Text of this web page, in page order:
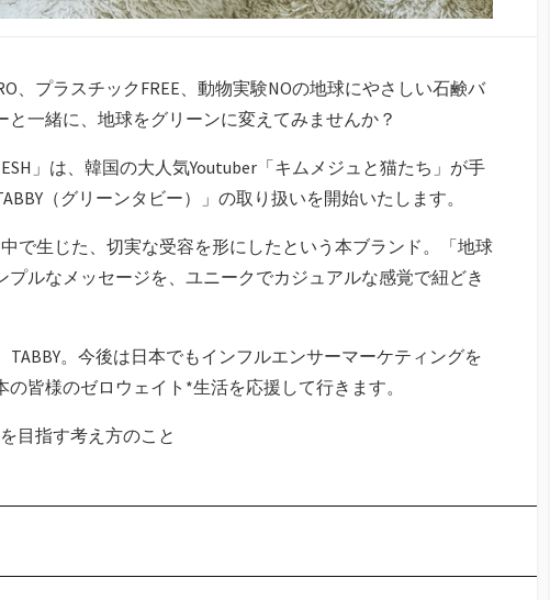
、プラスチックFREE、動物実験NOの地球にやさしい石鹸バ
一緒に、地球をグリーンに変えてみませんか？
」は、韓国の大人気Youtuber「キムメジュと猫たち」が手
（グリーンタビー）」の取り扱いを開始いたします。
で生じた、切実な受容を形にしたという本ブランド。「地球
ルなメッセージを、ユニークでカジュアルな感覚で紐どき
。今後は日本でもインフルエンサーマーケティングを
皆様のゼロウェイト*生活を応援して行きます。
目指す考え方のこと